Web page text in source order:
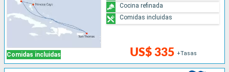
Comidas incluidas US$ 335 +Tasas
Cocina refinada
Comidas incluidas